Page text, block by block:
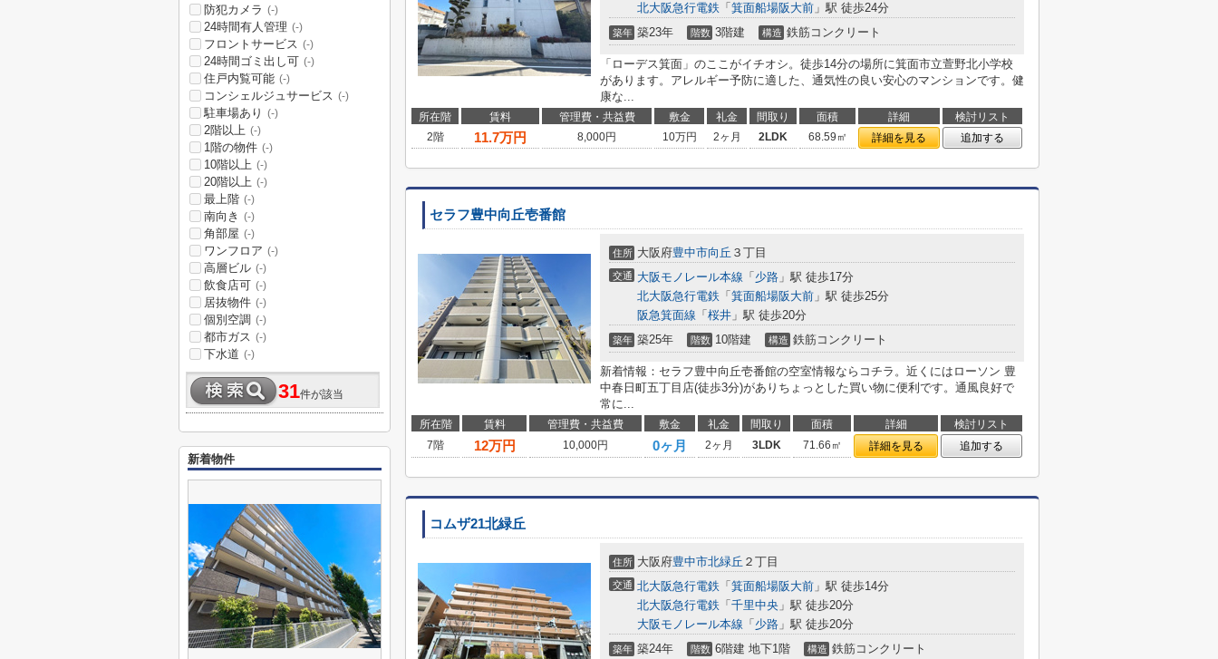
北大阪急行電鉄 「 箕面船場阪大前 」駅 徒歩24分
築年 築23年 階数 3階建 構造 鉄筋コンクリート
「ローデス箕面」のここがイチオシ。徒歩14分の場所に箕面市立萱野北小学校
があります。アレルギー予防に適した、通気性の良い安心のマンションです。健
康な...
所在階 賃料 管理費・共益費 敷金 礼金 間取り 面積 詳細
検討リスト
2階
11.7万円 8,000円 10万円 2ヶ月 2LDK 68.59㎡ 詳細を見る 追加する
セラフ豊中向丘壱番館
住所 大阪府豊中市向丘 ３丁目
交通 大阪モノレール本線 「 少路 」駅 徒歩17分
北大阪急行電鉄 「 箕面船場阪大前 」駅 徒歩25分
阪急箕面線 「 桜井 」駅 徒歩20分
築年 築25年 階数 10階建 構造 鉄筋コンクリート
新着情報：セラフ豊中向丘壱番館の空室情報ならコチラ。近くにはローソン 豊
中春日町五丁目店(徒歩3分)がありちょっとした買い物に便利です。通風良好で
常に...
所在階 賃料 管理費・共益費 敷金 礼金 間取り 面積 詳細
検討リスト
7階
12万円 10,000円 0ヶ月 2ヶ月 3LDK 71.66㎡ 詳細を見る 追加する
コムザ21北緑丘
住所 大阪府豊中市北緑丘 ２丁目
交通 北大阪急行電鉄 「 箕面船場阪大前 」駅 徒歩14分
北大阪急行電鉄 「 千里中央 」駅 徒歩20分
大阪モノレール本線 「 少路 」駅 徒歩20分
築年 築24年 階数 6階建 地下1階 構造 鉄筋コンクリート
防犯カメラ (-)
24時間有人管理 (-)
フロントサービス (-)
24時間ゴミ出し可 (-)
住戸内覧可能 (-)
コンシェルジュサービス (-)
駐車場あり (-)
2階以上 (-)
1階の物件 (-)
10階以上 (-)
20階以上 (-)
最上階 (-)
南向き (-)
角部屋 (-)
ワンフロア (-)
高層ビル (-)
飲食店可 (-)
居抜物件 (-)
個別空調 (-)
都市ガス (-)
下水道 (-)
31件が該当
新着物件